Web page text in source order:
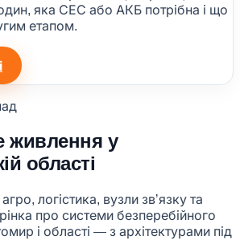
яка СЕС або АКБ потрібна і що
етапом.
живлення у
області
логістика, вузли звʼязку та
про системи безперебійного
і області — з архітектурами під